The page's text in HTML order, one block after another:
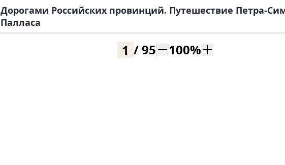
Дорогами Российских провинций. Путешествие Петра-
Палласа
/95 100%